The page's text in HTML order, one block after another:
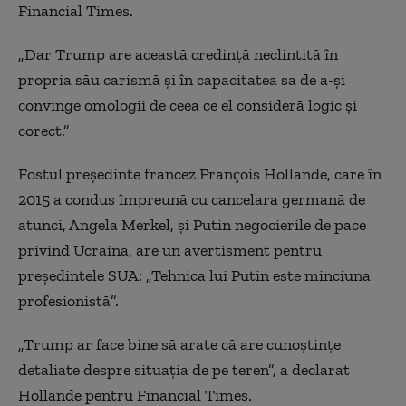
Financial Times.
„Dar Trump are această credință neclintită în
propria său carismă și în capacitatea sa de a-și
convinge omologii de ceea ce el consideră logic și
corect.”
Fostul președinte francez François Hollande, care în
2015 a condus împreună cu cancelara germană de
atunci, Angela Merkel, și Putin negocierile de pace
privind Ucraina, are un avertisment pentru
președintele SUA: „Tehnica lui Putin este minciuna
profesionistă”.
„Trump ar face bine să arate că are cunoștințe
detaliate despre situația de pe teren”, a declarat
Hollande pentru Financial Times.